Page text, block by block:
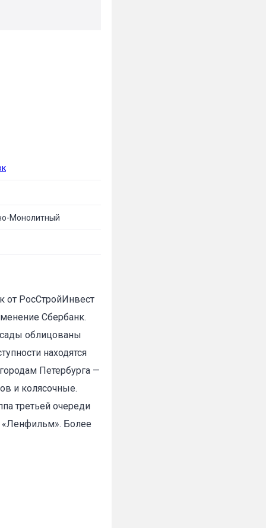
Монолитный
от РосСтройИнвест
Сбербанк.
облицованы
находятся
Петербурга —
и колясочные.
третьей очереди
«Ленфильм». Более